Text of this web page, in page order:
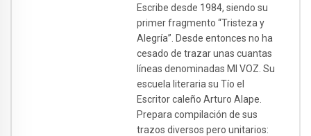
Escribe desde 1984, siendo su
primer fragmento “Tristeza y
Alegría”. Desde entonces no ha
cesado de trazar unas cuantas
líneas denominadas MI VOZ. Su
escuela literaria su Tío el
Escritor caleño Arturo Alape.
Prepara compilación de sus
trazos diversos pero unitarios: